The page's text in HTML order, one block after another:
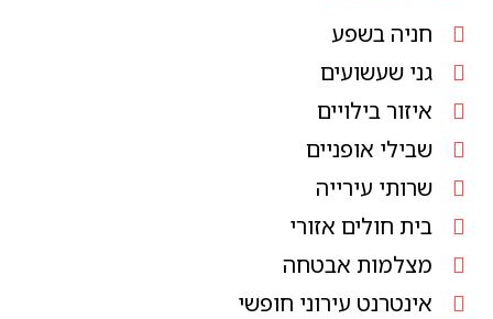
חניה בשפע
גני שעשועים
איזור בילויים
שבילי אופניים
שרותי עירייה
בית חולים אזורי
מצלמות אבטחה
אינטרנט עירוני חופשי